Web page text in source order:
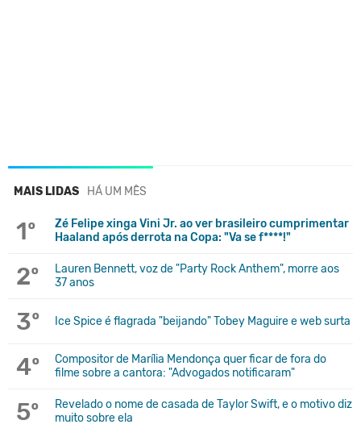
MAIS LIDAS HÁ UM MÊS
1º
Zé Felipe xinga Vini Jr. ao ver brasileiro cumprimentar
Haaland após derrota na Copa: "Va se f****!"
2º
Lauren Bennett, voz de "Party Rock Anthem", morre aos
37 anos
3º Ice Spice é flagrada "beijando" Tobey Maguire e web surta
4º
Compositor de Marília Mendonça quer ficar de fora do
filme sobre a cantora: "Advogados notificaram"
5º
Revelado o nome de casada de Taylor Swift, e o motivo diz
muito sobre ela